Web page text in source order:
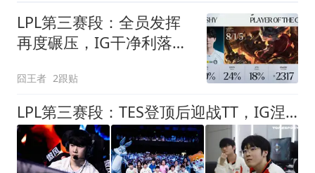
LPL第三赛段：全员发挥
再度碾压，IG干净利落横
囧王者 2跟贴
LPL第三赛段：TES登顶后迎战TT，IG涅槃组再遇LNG！